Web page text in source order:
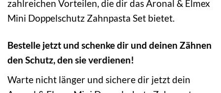
zahlreichen Vorteilen, die dir das Aronal & Elmex
Mini Doppelschutz Zahnpasta Set bietet.
Bestelle jetzt und schenke dir und deinen Zähnen
den Schutz, den sie verdienen!
Warte nicht länger und sichere dir jetzt dein